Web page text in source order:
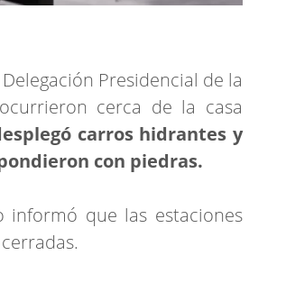
Presidencial de la
cerca de la casa
carros hidrantes y
con piedras.
informó que las estaciones